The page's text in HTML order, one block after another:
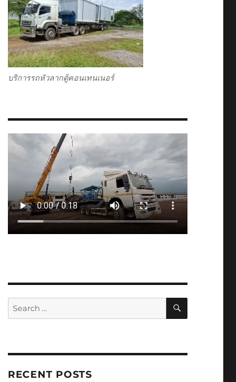
บริการรถหัวลากตู้คอนเทนเนอร์
Search
for:
SEARCH
RECENT POSTS